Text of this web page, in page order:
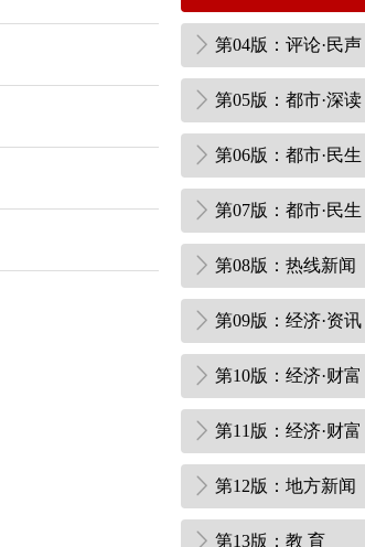
第04版：评论·民声
第05版：都市·深读
第06版：都市·民生
第07版：都市·民生
第08版：热线新闻
第09版：经济·资讯
第10版：经济·财富
第11版：经济·财富
第12版：地方新闻
第13版：教 育